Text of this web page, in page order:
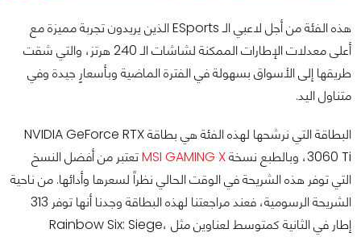
هذه الفئة من أجل لاعبي الـ ESports الذين يريدون تجربة مميزة مع
أعلى معدلات الإطارات الممكنة لشاشات الـ 240 هرتز، والتي شقت
طريقها إلى الأسواق بسهولة في الفترة الماضية وبأسعارٍ جيدة وفي
متناول اليد.
البطاقة التي نرشحها لهذه الفئة هي بطاقة NVIDIA GeForce RTX
3060 Ti، وبالطبع نسخة
تعتبر من أفضل النسخ
التي توفر هذه الشريحة في الوقت الحالي نظراً لسعرها وأدائها. من ناحية
الشريحة الرسومية، فعند مراجعتنا لهذه البطاقة وجدنا أنها توفر 313
إطار في الثانية كمتوسط لعناوين مثل Rainbow Six: Siege،